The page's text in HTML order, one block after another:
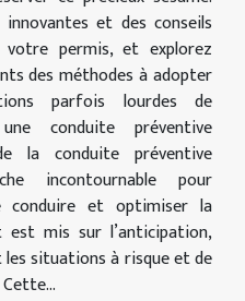
et des conseils
votre permis, et explorez
des méthodes à adopter
parfois lourdes de
conduite préventive
la conduite préventive
incontournable pour
conduire et optimiser la
est mis sur l’anticipation,
situations à risque et de